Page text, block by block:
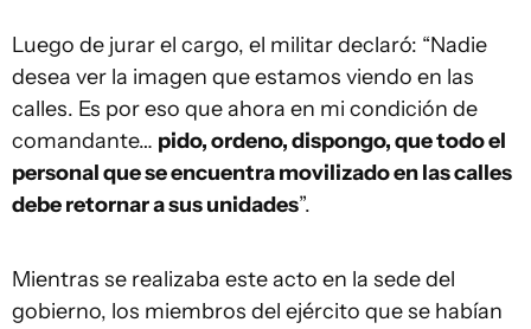
Luego de jurar el cargo, el militar declaró: “Nadie
desea ver la imagen que estamos viendo en las
calles. Es por eso que ahora en mi condición de
comandante… pido, ordeno, dispongo, que todo el
personal que se encuentra movilizado en las calles
debe retornar a sus unidades”.
Mientras se realizaba este acto en la sede del
gobierno, los miembros del ejército que se habían